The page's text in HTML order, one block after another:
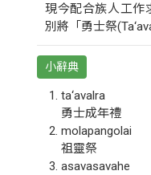
現今配合族人工作
別將「勇士祭
小辭典
ta‘avalra
勇士成年禮
molapangolai
祖靈祭
asavasavahe